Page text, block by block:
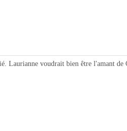
Laurianne voudrait bien être l'amant